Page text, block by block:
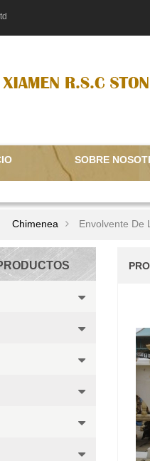
SOBRE
Chimenea Envolvente De